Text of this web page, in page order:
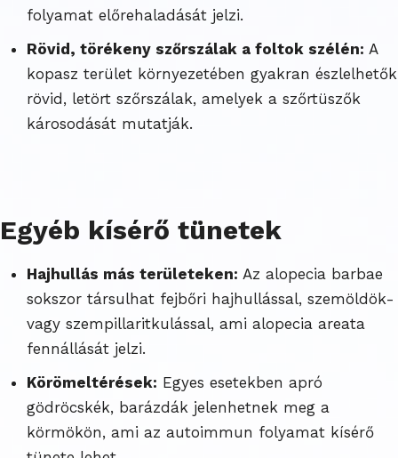
folyamat előrehaladását jelzi.
Rövid, törékeny szőrszálak a foltok szélén: A
kopasz terület környezetében gyakran észlelhetők
rövid, letört szőrszálak, amelyek a szőrtüszők
károsodását mutatják.
Egyéb kísérő tünetek
Hajhullás más területeken: Az alopecia barbae
sokszor társulhat fejbőri hajhullással, szemöldök-
vagy szempillaritkulással, ami alopecia areata
fennállását jelzi.
Körömeltérések: Egyes esetekben apró
gödröcskék, barázdák jelenhetnek meg a
körmökön, ami az autoimmun folyamat kísérő